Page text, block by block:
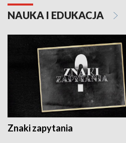
NAUKA I EDUKACJA
Znaki zapytania